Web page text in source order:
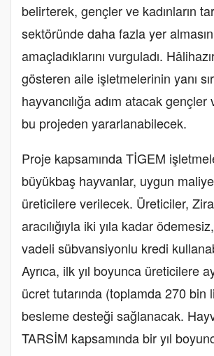
belirterek, gençler ve kadınların
sektöründe daha fazla yer
amaçladıklarını vurguladı.
gösteren aile işletmelerinin yanı
hayvancılığa adım atacak gençler
bu projeden yararlanabilecek.
Proje kapsamında TİGEM
büyükbaş hayvanlar, uygun
üreticilere verilecek. Üreticiler,
aracılığıyla iki yıla kadar
vadeli sübvansiyonlu kredi
Ayrıca, ilk yıl boyunca üreticilere
ücret tutarında (toplamda 270 bin
besleme desteği sağlanacak.
TARSİM kapsamında bir yıl